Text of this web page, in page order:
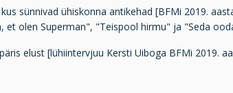
sünnivad ühiskonna antikehad [BFMi 2019.
et olen Superman", "Teispool hirmu" ja "Seda
elust [lühiintervjuu Kersti Uiboga BFMi 2019.